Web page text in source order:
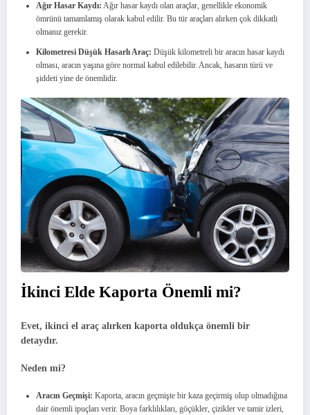
Ağır Hasar Kaydı: Ağır hasar kaydı olan araçlar, genellikle ekonomik
ömrünü tamamlamış olarak kabul edilir. Bu tür araçları alırken çok dikkatli
olmanız gerekir.
Kilometresi Düşük Hasarlı Araç: Düşük kilometreli bir aracın hasar kaydı
olması, aracın yaşına göre normal kabul edilebilir. Ancak, hasarın türü ve
şiddeti yine de önemlidir.
İkinci Elde Kaporta Önemli mi?
Evet, ikinci el araç alırken kaporta oldukça önemli bir
detaydır.
Neden mi?
Aracın Geçmişi: Kaporta, aracın geçmişte bir kaza geçirmiş olup olmadığına
dair önemli ipuçları verir. Boya farklılıkları, göçükler, çizikler ve tamir izleri,